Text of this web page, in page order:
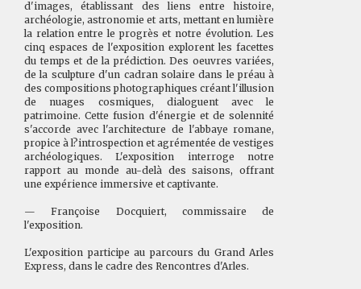
d'images, établissant des liens entre histoire,
archéologie, astronomie et arts, mettant en lumière
la relation entre le progrès et notre évolution. Les
cinq espaces de l'exposition explorent les facettes
du temps et de la prédiction. Des oeuvres variées,
de la sculpture d'un cadran solaire dans le préau à
des compositions photographiques créant l'illusion
de nuages cosmiques, dialoguent avec le
patrimoine. Cette fusion d'énergie et de solennité
s'accorde avec l'architecture de l'abbaye romane,
propice à l?introspection et agrémentée de vestiges
archéologiques. L'exposition interroge notre
rapport au monde au-delà des saisons, offrant
une expérience immersive et captivante.
— Françoise Docquiert, commissaire de
l'exposition.
L'exposition participe au parcours du Grand Arles
Express, dans le cadre des Rencontres d'Arles.